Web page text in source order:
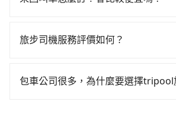
果你是三人以下要乘車，也可參考
況，打開車門才發現仍有上一組乘客
用戶卻遲遲尚未歸還，又或者要還車
車。 時間：需在特定時間到達目的
則可搭乘大眾運輸。
都無法監控或追查。最好別為了省小
駕駛執照以及良民證外，車輛一定投
趟車的資訊，所以如果需要來回叫車
不限單程或來回。
旅步司機服務評價如何？
機非常高的評價，認為他們非常專業
包車公司很多，為什麼要選擇tripool